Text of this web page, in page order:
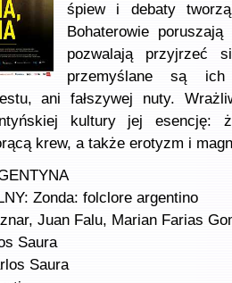
śpiew i debaty
Bohaterowie
pozwalają przyjrzeć
przemyślane są
ani fałszywej nuty.
kultury jej esencję:
krew, a także erotyzm i
Zonda: folclore argentino
Juan Falu, Marian Farias
Saura
Saura